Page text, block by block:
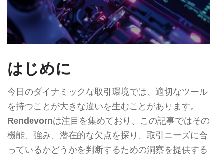
はじめに
今日のダイナミックな取引環境では、適切なツール
を持つことが大きな違いを生むことがあります。
Rendevornは注目を集めており、この記事ではその
機能、強み、潜在的な欠点を探り、取引ニーズに合
っているかどうかを判断するための洞察を提供する